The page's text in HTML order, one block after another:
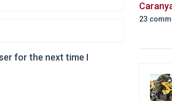
for the next time I
23